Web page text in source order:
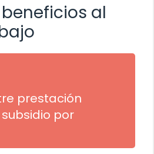
al
prestación
por